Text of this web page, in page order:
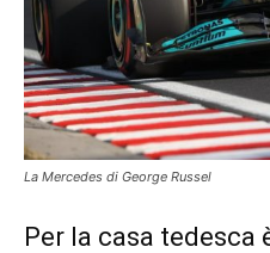
La Mercedes di George Russel
Per la casa tedesca